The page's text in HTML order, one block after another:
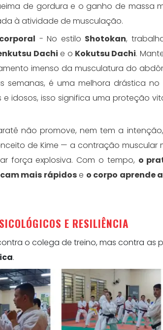
de gordura e o ganho de massa
à atividade de musculação.
- No estilo Shotokan,
Dachi e o Kokutsu Dachi.
imenso da musculatura do
semanas, é uma melhora drástica
idosos, isso significa uma proteção
não promove, nem tem a
de Kime — a contração muscular
força explosiva. Com o tempo, o
mais rápidose o corpo aprende
E RESILIÊNCIA
o colega de treino, mas contra as
.